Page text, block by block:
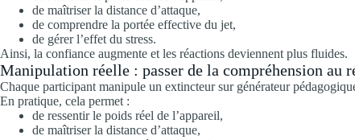
de maîtriser la distance d’attaque,
de comprendre la portée effective du jet,
de gérer l’effet du stress.
Ainsi, la confiance augmente et les réactions deviennent plus fluides.
Manipulation réelle : passer de la compréhension au
Chaque participant manipule un extincteur sur générateur
En pratique, cela permet :
de ressentir le poids réel de l’appareil,
de maîtriser la distance d’attaque,